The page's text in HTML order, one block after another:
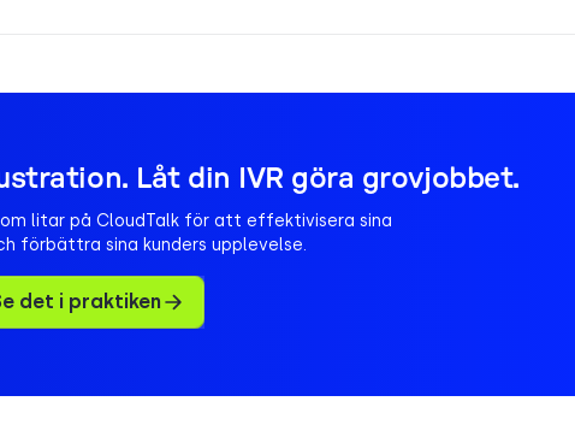
Låt din IVR göra grovjobbet.
litar på CloudTalk för att effektivisera sina
förbättra sina kunders upplevelse.
det i praktiken